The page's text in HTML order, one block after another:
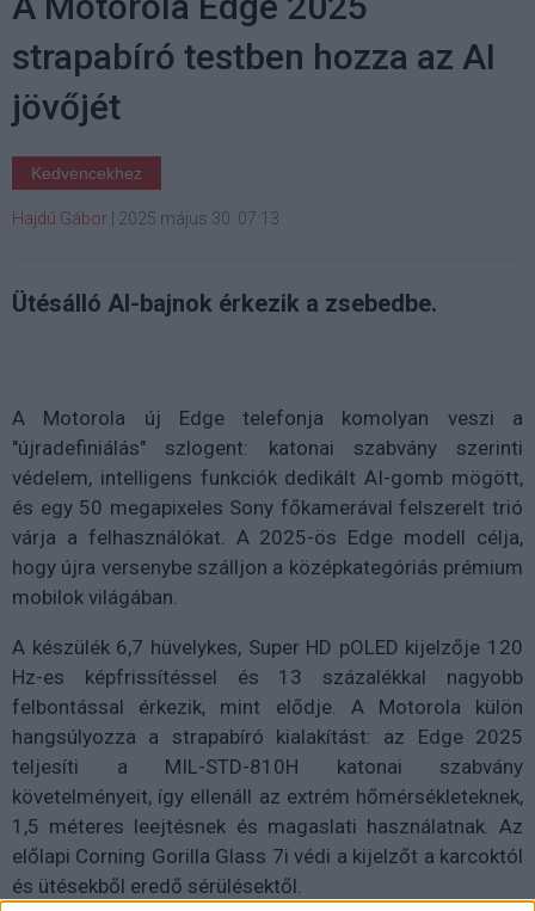
strapabíró testben hozza az AI
jövőjét
Kedvencekhez
Hajdú Gábor 2025 május 30. 07:13
Ütésálló AI-bajnok érkezik a zsebedbe.
A Motorola új Edge telefonja komolyan veszi a
"újradefiniálás" szlogent: katonai szabvány szerinti
védelem, intelligens funkciók dedikált AI-gomb mögött,
és egy 50 megapixeles Sony főkamerával felszerelt trió
várja a felhasználókat. A 2025-ös Edge modell célja,
hogy újra versenybe szálljon a középkategóriás prémium
mobilok világában.
A készülék 6,7 hüvelykes, Super HD pOLED kijelzője 120
Hz-es képfrissítéssel és 13 százalékkal nagyobb
felbontással érkezik, mint elődje. A Motorola külön
hangsúlyozza a strapabíró kialakítást: az Edge 2025
teljesíti a MIL-STD-810H katonai szabvány
követelményeit, így ellenáll az extrém hőmérsékleteknek,
1,5 méteres leejtésnek és magaslati használatnak. Az
előlapi Corning Gorilla Glass 7i védi a kijelzőt a karcoktól
és ütésekből eredő sérülésektől.